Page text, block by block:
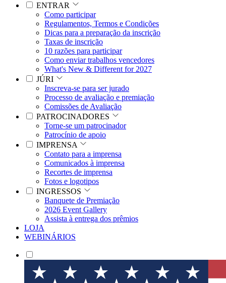
ENTRAR
Como participar
Regulamentos, Termos e Condições
Dicas para a preparação da inscrição
Taxas de inscrição
10 razões para participar
Como enviar trabalhos vencedores
What's New & Different for 2027
JÚRI
Inscreva-se para ser jurado
Processo de avaliação e premiação
Comissões de Avaliação
PATROCINADORES
Torne-se um patrocinador
Patrocínio de apoio
IMPRENSA
Contato para a imprensa
Comunicados à imprensa
Recortes de imprensa
Fotos e logotipos
INGRESSOS
Banquete de Premiação
2026 Event Gallery
Assista à entrega dos prêmios
LOJA
WEBINÁRIOS